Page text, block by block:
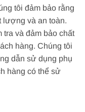
tôi đảm bảo rằng
lượng và an toàn.
tra và đảm bảo chất
hàng. Chúng tôi
dẫn sử dụng phụ
hàng có thể sử